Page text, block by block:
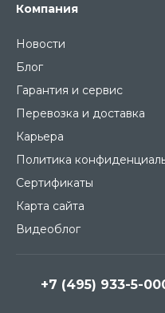
Компания
Новости
Блог
Гарантия и сервис
Перевозка и доставка
Карьера
Политика
Сертификаты
Карта сайта
Видеоблог
+7 (495) 933-5-